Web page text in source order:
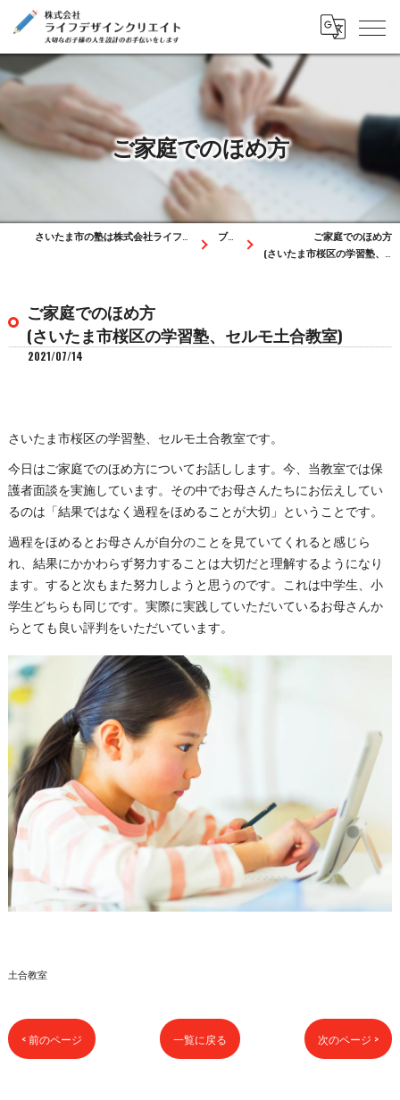
ご家庭でのほめ方
ブログ
ご家庭でのほめ方
(さいたま市桜区の学習塾、セルモ土合教室)
ご家庭でのほめ方
(さいたま市桜区の学習塾、セルモ土合教室)
2021/07/14
さいたま市桜区の学習塾、セルモ土合教室です。
今日はご家庭でのほめ方についてお話しします。今、当教室では保
護者面談を実施しています。その中でお母さんたちにお伝えしてい
るのは「結果ではなく過程をほめることが大切」ということです。
過程をほめるとお母さんが自分のことを見ていてくれると感じら
れ、結果にかかわらず努力することは大切だと理解するようになり
ます。すると次もまた努力しようと思うのです。これは中学生、小
学生どちらも同じです。実際に実践していただいているお母さんか
らとても良い評判をいただいています。
土合教室
< 前のページ 一覧に戻る 次のページ >